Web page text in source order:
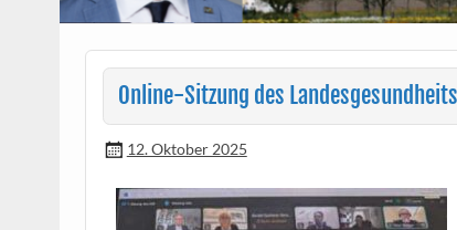
Online-Sitzung des
12. Oktober 2025